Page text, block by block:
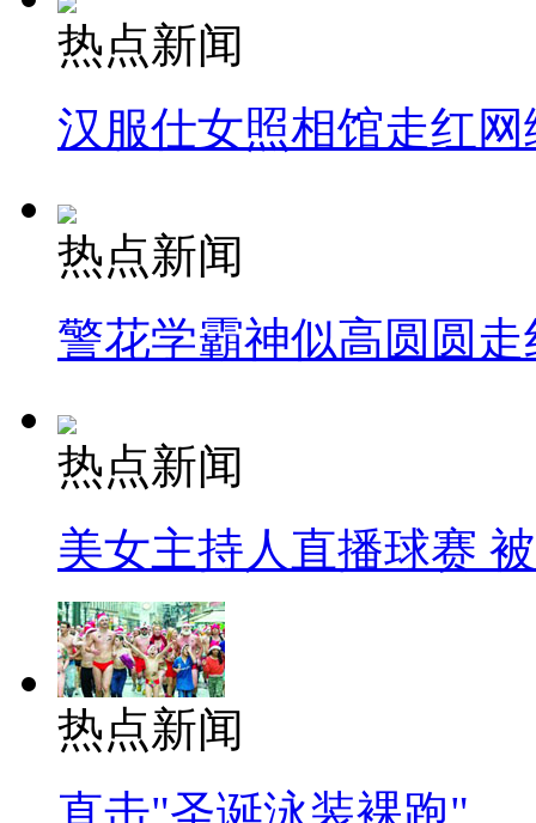
热点新闻
汉服仕女照相馆走红网
热点新闻
警花学霸神似高圆圆走
热点新闻
美女主持人直播球赛
热点新闻
直击"圣诞泳装裸跑"